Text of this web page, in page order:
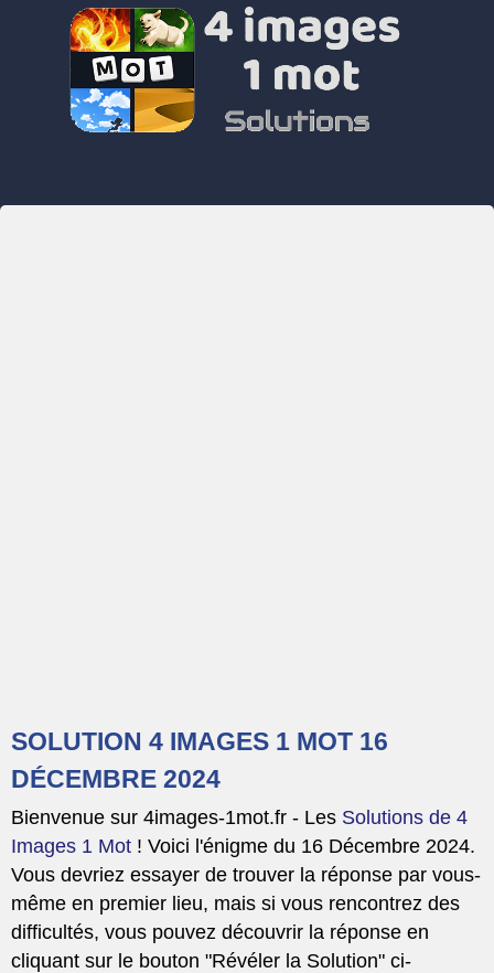
SOLUTION 4 IMAGES 1 MOT 16
DÉCEMBRE 2024
Bienvenue sur 4images-1mot.fr - Les Solutions de 4
Images 1 Mot ! Voici l'énigme du 16 Décembre 2024.
Vous devriez essayer de trouver la réponse par vous-
même en premier lieu, mais si vous rencontrez des
difficultés, vous pouvez découvrir la réponse en
cliquant sur le bouton "Révéler la Solution" ci-